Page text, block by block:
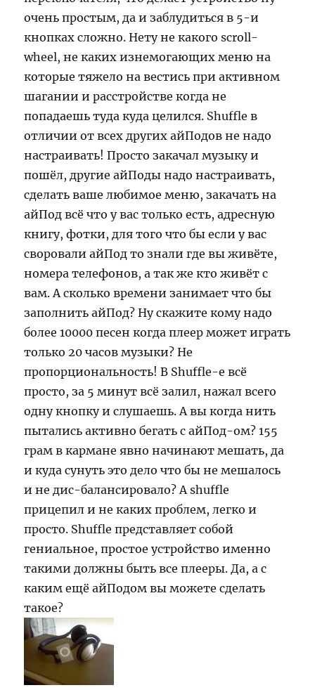
очень простым, да и заблудиться в 5-и
кнопках сложно. Нету не какого scroll-
wheel, не каких изнемогающих меню на
которые тяжело на вестись при активном
шагании и расстройстве когда не
попадаешь туда куда целился. Shuffle в
отличии от всех других айПодов не надо
настраивать! Просто закачал музыку и
пошёл, другие айПоды надо настраивать,
сделать ваше любимое меню, закачать на
айПод всё что у вас только есть, адресную
книгу, фотки, для того что бы если у вас
своровали айПод то знали где вы живёте,
номера телефонов, а так же кто живёт с
вам. А сколько времени занимает что бы
заполнить айПод? Ну скажите кому надо
более 10000 песен когда плеер может играть
только 20 часов музыки? Не
пропорциональность! В Shuffle-е всё
просто, за 5 минут всё залил, нажал всего
одну кнопку и слушаешь. А вы когда нить
пытались активно бегать с айПод-ом? 155
грам в кармане явно начинают мешать, да
и куда сунуть это дело что бы не мешалось
и не дис-балансировало? А shuffle
прицепил и не каких проблем, легко и
просто. Shuffle представляет собой
гениальное, простое устройство именно
такими должны быть все плееры. Да, а с
каким ещё айПодом вы можете сделать
такое?